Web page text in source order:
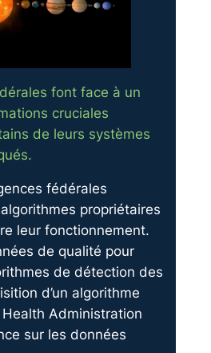
font face à un
cruciales
de leurs systèmes
fédérales
propriétaires
leur fonctionnement.
de qualité pour
de détection des
d’un algorithme
Administration
sur les données